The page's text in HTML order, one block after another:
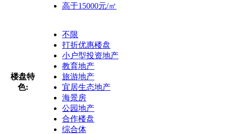
高于15000元/㎡
楼盘特
色:
不限
打折优惠楼盘
小户型投资地产
教育地产
旅游地产
宜居生态地产
海景房
公园地产
合作楼盘
综合体